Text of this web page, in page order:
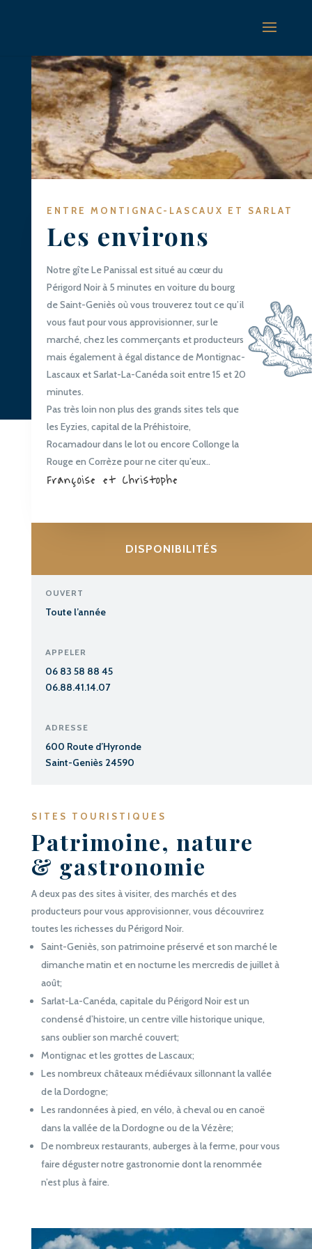
ENTRE MONTIGNAC-LASCAUX ET SARLAT
Les environs
Notre gîte Le Panissal est situé au cœur du
Périgord Noir à 5 minutes en voiture du bourg
de Saint-Geniès où vous trouverez tout ce qu’il
vous faut pour vous approvisionner, sur le
marché, chez les commerçants et producteurs
mais également à égal distance de Montignac-
Lascaux et Sarlat-La-Canéda soit entre 15 et 20
minutes.
Pas très loin non plus des grands sites tels que
les Eyzies, capital de la Préhistoire,
Rocamadour dans le lot ou encore Collonge la
Rouge en Corrèze pour ne citer qu’eux..
Françoise et Christophe
DISPONIBILITÉS
OUVERT
Toute l’année
APPELER
06 83 58 88 45
06.88.41.14.07
ADRESSE
600 Route d’Hyronde
Saint-Geniès 24590
SITES TOURISTIQUES
Patrimoine, nature
& gastronomie
A deux pas des sites à visiter, des marchés et des
producteurs pour vous approvisionner, vous découvrirez
toutes les richesses du Périgord Noir.
Saint-Geniès, son patrimoine préservé et son marché le
dimanche matin et en nocturne les mercredis de juillet à
août;
Sarlat-La-Canéda, capitale du Périgord Noir est un
condensé d’histoire, un centre ville historique unique,
sans oublier son marché couvert;
Montignac et les grottes de Lascaux;
Les nombreux châteaux médiévaux sillonnant la vallée
de la Dordogne;
Les randonnées à pied, en vélo, à cheval ou en canoë
dans la vallée de la Dordogne ou de la Vézère;
De nombreux restaurants, auberges à la ferme, pour vous
faire déguster notre gastronomie dont la renommée
n’est plus à faire.